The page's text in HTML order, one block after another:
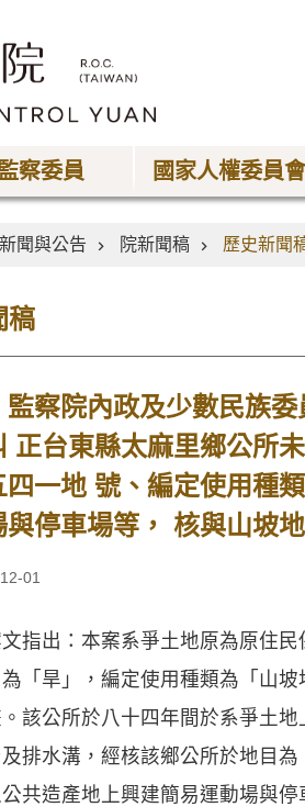
察委員 國家人權委員會
新聞與公告 院新聞稿 歷史新聞
稿
院內政及少數民族委
正台東縣太麻里鄉公所
四一地 號、編定使用種
與停車場等， 核與山坡
01
出：本案系爭土地原為原住民
「旱」，編定使用種類為「山
該公所於八十四年間於系爭土
排水溝，經核該鄉公所於地目
共造產地上興建簡易運動場與